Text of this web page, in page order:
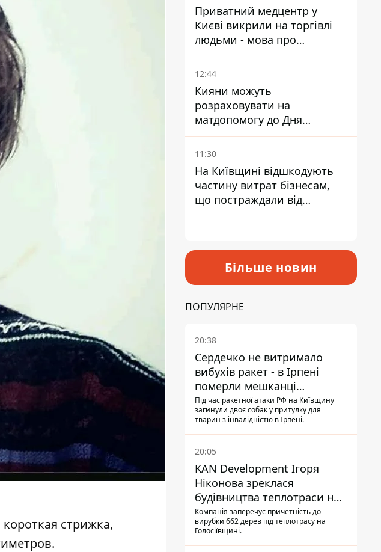
стрижка,
Приватний медцентр у
Києві викрили на торгівлі
людьми - мова про
сурогатне материнство
12:44
Кияни можуть
розраховувати на
матдопомогу до Дня
незалежності - кому її
дадуть
11:30
На Київщині відшкодують
частину витрат бізнесам,
що постраждали від
Більше новин
ПОПУЛЯРНЕ
20:38
Сердечко не витримало
вибухів ракет - в Ірпені
померли мешканці
притулку для собак з
інвалідністю
Під час ракетної атаки РФ на Київщину
загинули двоє собак у притулку для
тварин з інвалідністю в Ірпені.
20:05
KAN Development Ігоря
Ніконова зреклася
будівництва теплотраси на
Теремках
Компанія заперечує причетність до
вирубки 662 дерев під теплотрасу на
Голосіївщині.